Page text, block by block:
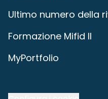
Ultimo numero della
Formazione Mifid II
MyPortfolio